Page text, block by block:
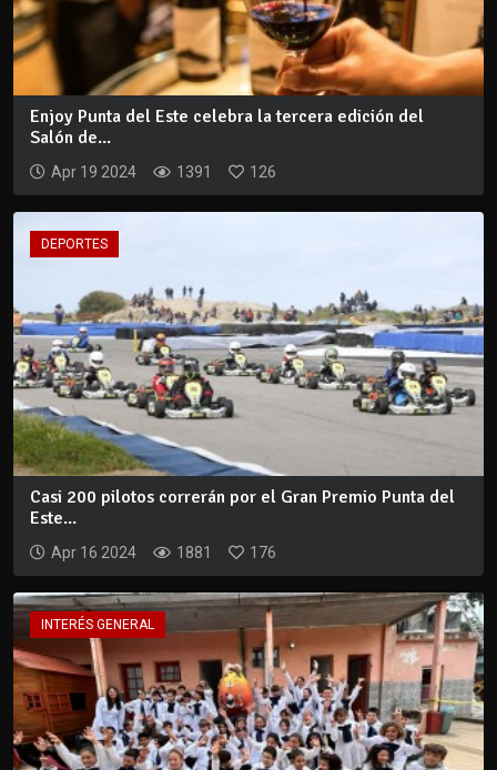
Enjoy Punta del Este celebra la tercera edición del
Salón de...
Apr 19 2024 1391 126
DEPORTES
Casi 200 pilotos correrán por el Gran Premio Punta del
Este...
Apr 16 2024 1881 176
INTERÉS GENERAL